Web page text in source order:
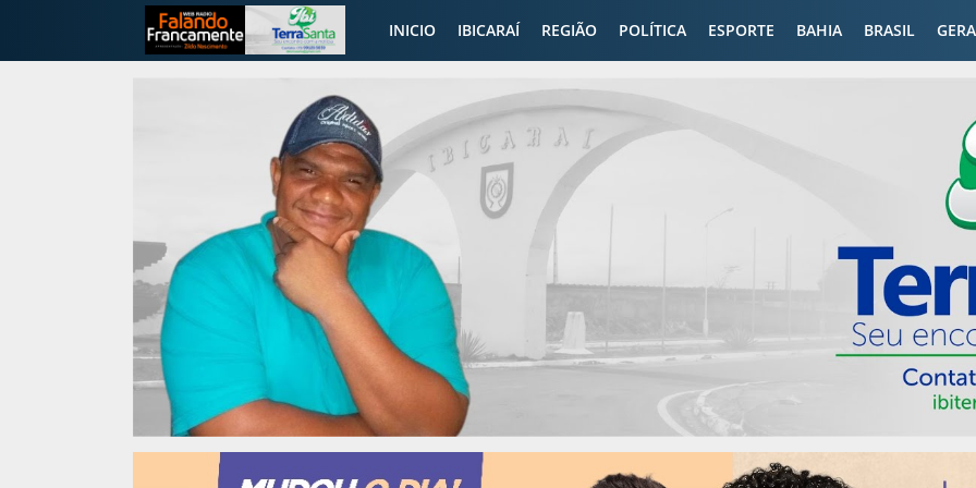
INICIO IBICARAÍ REGIÃO POLÍTICA ESPORTE BAHIA BRASIL